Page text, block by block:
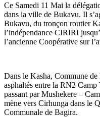
Ce Samedi 11 Mai la
dans la ville de Bukavu. Il
Bukavu, du tronçon routier
l’indépendance CIRIRI
l’ancienne Coopérative sur
Dans le Kasha, Commune
asphaltés entre la RN2
passant par Mushekere –
mène vers Cirhunga dans le
Communale de Bagira.